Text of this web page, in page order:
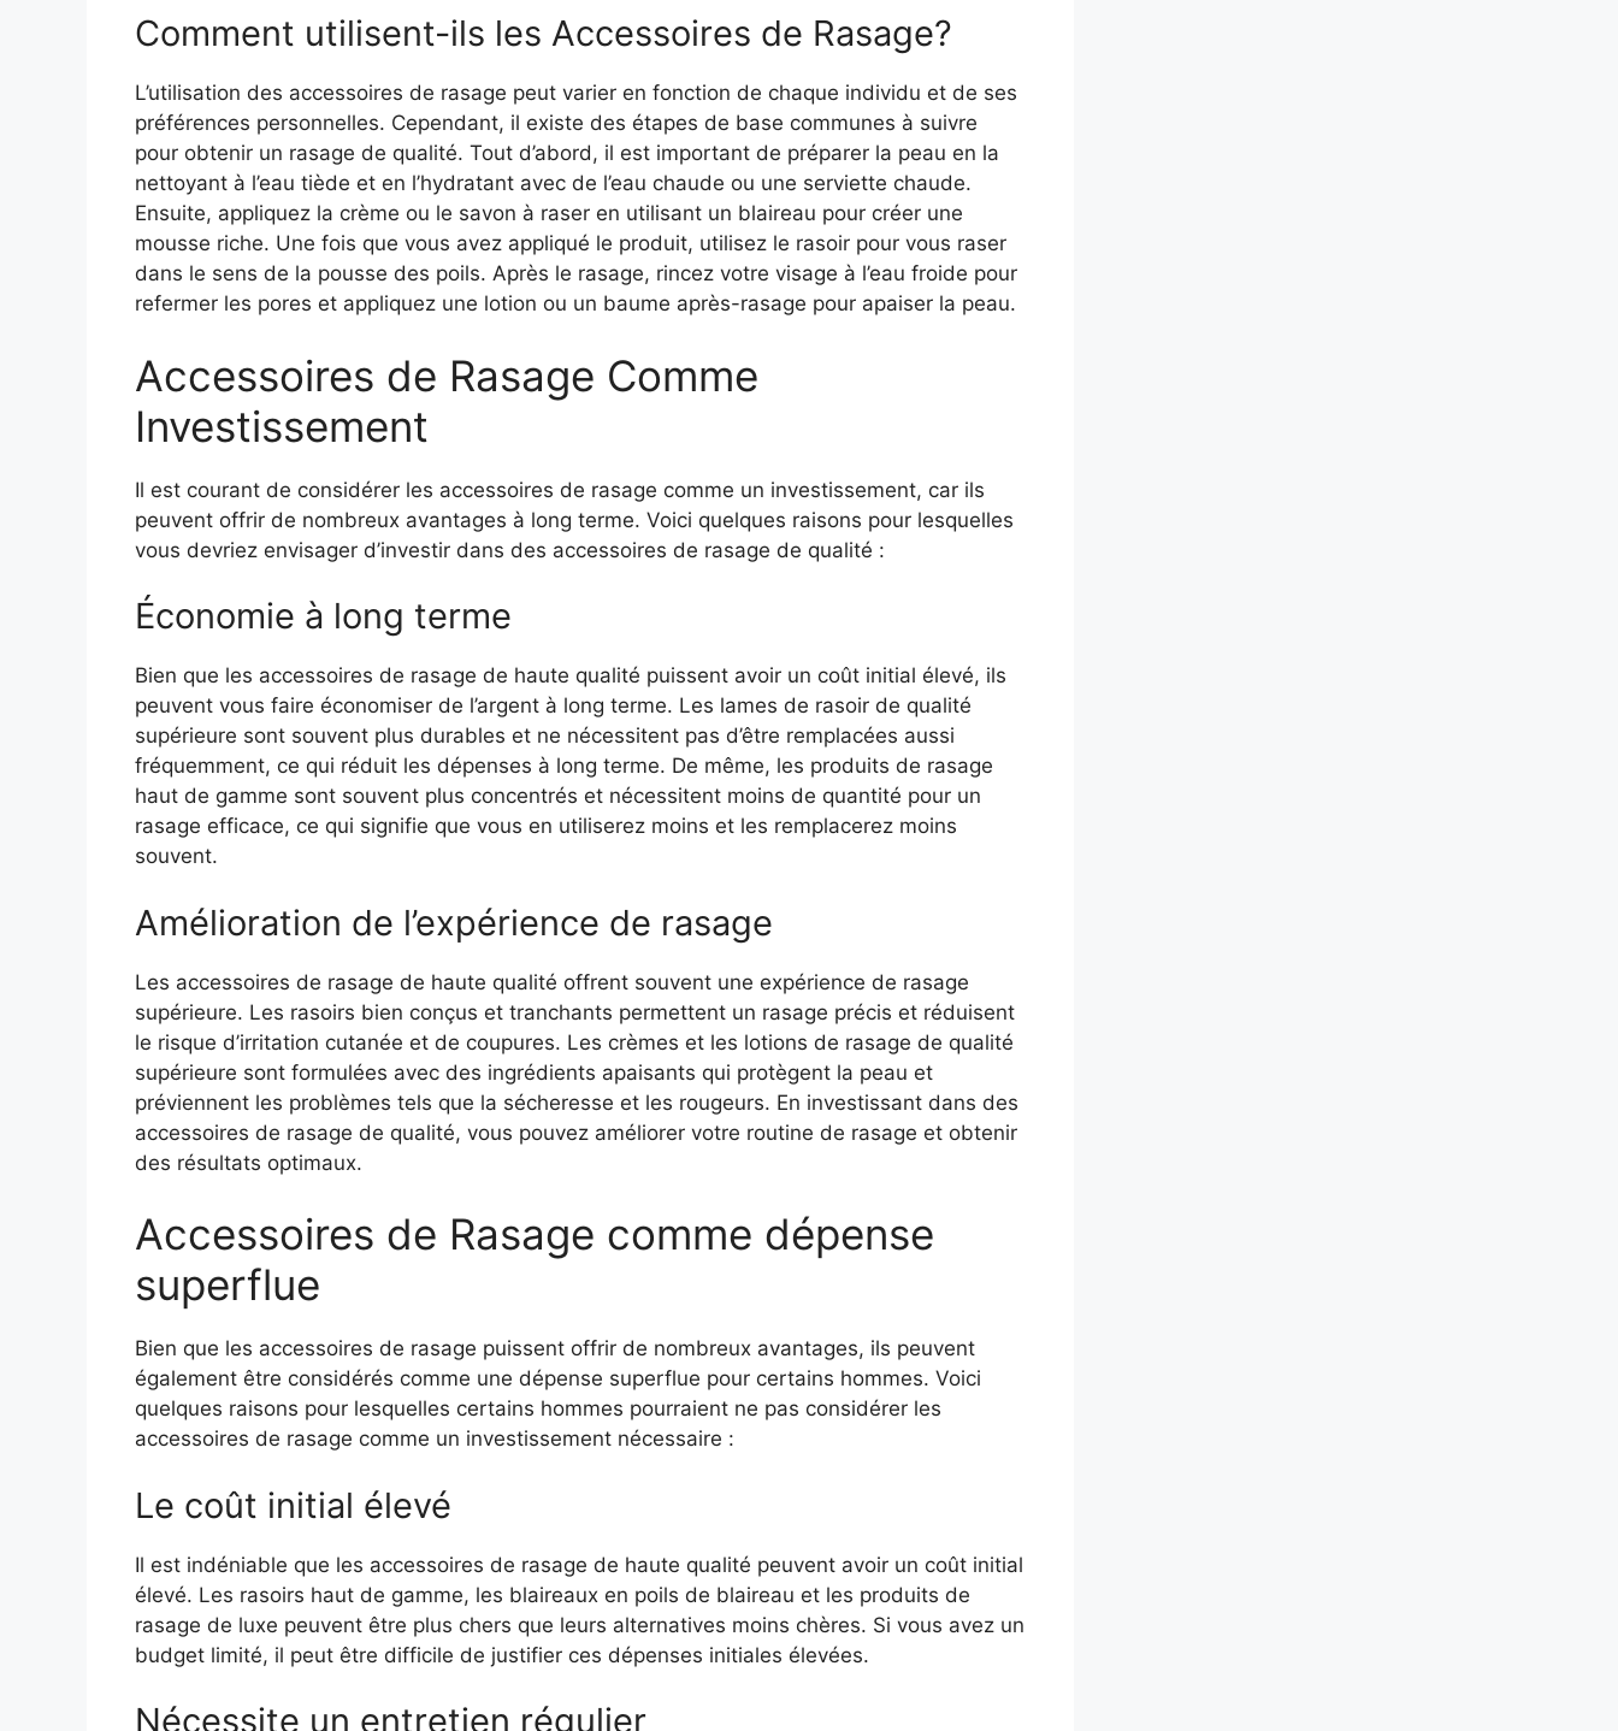
Comment utilisent-ils les Accessoires de Rasage?
L’utilisation des accessoires de rasage peut varier en fonction de chaque individu et de ses
préférences personnelles. Cependant, il existe des étapes de base communes à suivre
pour obtenir un rasage de qualité. Tout d’abord, il est important de préparer la peau en la
nettoyant à l’eau tiède et en l’hydratant avec de l’eau chaude ou une serviette chaude.
Ensuite, appliquez la crème ou le savon à raser en utilisant un blaireau pour créer une
mousse riche. Une fois que vous avez appliqué le produit, utilisez le rasoir pour vous raser
dans le sens de la pousse des poils. Après le rasage, rincez votre visage à l’eau froide pour
refermer les pores et appliquez une lotion ou un baume après-rasage pour apaiser la peau.
Accessoires de Rasage Comme
Investissement
Il est courant de considérer les accessoires de rasage comme un investissement, car ils
peuvent offrir de nombreux avantages à long terme. Voici quelques raisons pour lesquelles
vous devriez envisager d’investir dans des accessoires de rasage de qualité :
Économie à long terme
Bien que les accessoires de rasage de haute qualité puissent avoir un coût initial élevé, ils
peuvent vous faire économiser de l’argent à long terme. Les lames de rasoir de qualité
supérieure sont souvent plus durables et ne nécessitent pas d’être remplacées aussi
fréquemment, ce qui réduit les dépenses à long terme. De même, les produits de rasage
haut de gamme sont souvent plus concentrés et nécessitent moins de quantité pour un
rasage efficace, ce qui signifie que vous en utiliserez moins et les remplacerez moins
souvent.
Amélioration de l’expérience de rasage
Les accessoires de rasage de haute qualité offrent souvent une expérience de rasage
supérieure. Les rasoirs bien conçus et tranchants permettent un rasage précis et réduisent
le risque d’irritation cutanée et de coupures. Les crèmes et les lotions de rasage de qualité
supérieure sont formulées avec des ingrédients apaisants qui protègent la peau et
préviennent les problèmes tels que la sécheresse et les rougeurs. En investissant dans des
accessoires de rasage de qualité, vous pouvez améliorer votre routine de rasage et obtenir
des résultats optimaux.
Accessoires de Rasage comme dépense
superflue
Bien que les accessoires de rasage puissent offrir de nombreux avantages, ils peuvent
également être considérés comme une dépense superflue pour certains hommes. Voici
quelques raisons pour lesquelles certains hommes pourraient ne pas considérer les
accessoires de rasage comme un investissement nécessaire :
Le coût initial élevé
Il est indéniable que les accessoires de rasage de haute qualité peuvent avoir un coût initial
élevé. Les rasoirs haut de gamme, les blaireaux en poils de blaireau et les produits de
rasage de luxe peuvent être plus chers que leurs alternatives moins chères. Si vous avez un
budget limité, il peut être difficile de justifier ces dépenses initiales élevées.
Nécessite un entretien régulier